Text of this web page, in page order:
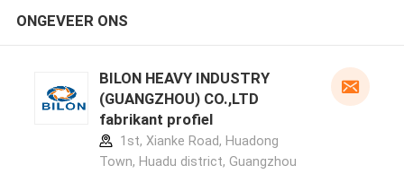
ONGEVEER ONS
BILON HEAVY INDUSTRY
(GUANGZHOU) CO.,LTD
fabrikant profiel
1st, Xianke Road, Huadong
Town, Huadu district, Guangzhou